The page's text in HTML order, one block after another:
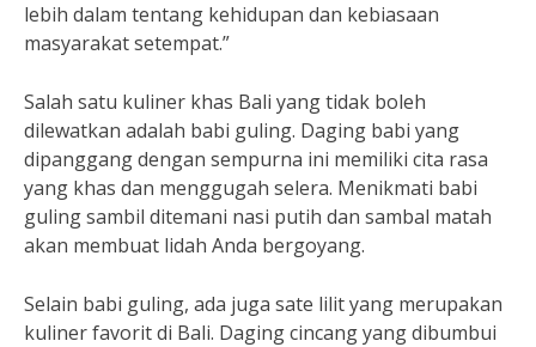
lebih dalam tentang kehidupan dan kebiasaan
masyarakat setempat.”
Salah satu kuliner khas Bali yang tidak boleh
dilewatkan adalah babi guling. Daging babi yang
dipanggang dengan sempurna ini memiliki cita rasa
yang khas dan menggugah selera. Menikmati babi
guling sambil ditemani nasi putih dan sambal matah
akan membuat lidah Anda bergoyang.
Selain babi guling, ada juga sate lilit yang merupakan
kuliner favorit di Bali. Daging cincang yang dibumbui